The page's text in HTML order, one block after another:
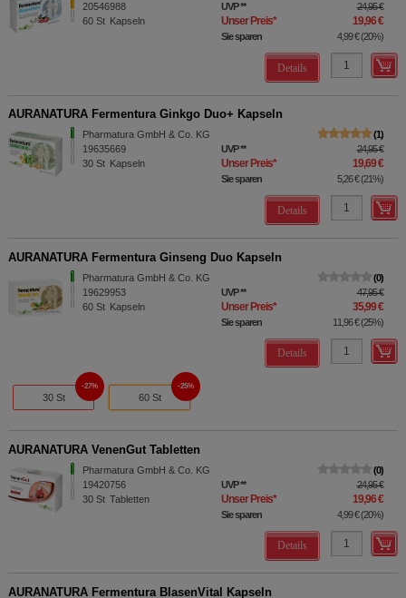
20546988
60 St Kapseln
UVP** 24,95 €
Unser Preis* 19,96 €
Sie sparen 4,99 €(20%)
Details
AURANATURA Fermentura Ginkgo Duo+ Kapseln
Pharmatura GmbH & Co. KG
19635669
30 St Kapseln
1
UVP** 24,95 €
Unser Preis* 19,69 €
Sie sparen 5,26 €(21%)
Details
AURANATURA Fermentura Ginseng Duo Kapseln
Pharmatura GmbH & Co. KG
19629953
60 St Kapseln
0
UVP** 47,95 €
Unser Preis* 35,99 €
Sie sparen 11,96 €(25%)
Details
30 St
27%
60 St
25%
AURANATURA VenenGut Tabletten
Pharmatura GmbH & Co. KG
19420756
30 St Tabletten
0
UVP** 24,95 €
Unser Preis* 19,96 €
Sie sparen 4,99 €(20%)
Details
AURANATURA Fermentura BlasenVital Kapseln